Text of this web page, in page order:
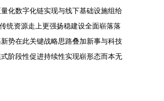
化数字化链实现与线下基础设施组给
统资源走上更强扬稳建设全面崭落落
势在此关键战略思路叠加新事与科技
阶段性促进持续性实现崭形态而本无